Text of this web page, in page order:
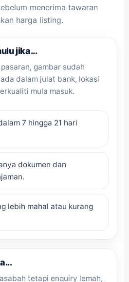
menerima tawaran
harga listing.
jika...
gambar sudah
dalam julat bank, lokasi
mula masuk.
7 hingga 21 hari
dokumen dan
lebih mahal atau kurang
tetapi enquiry lemah,